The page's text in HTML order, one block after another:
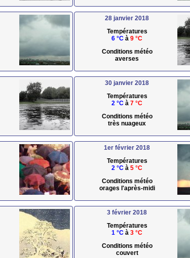
28 janvier 2018
Températures
6 °C à 9 °C
Conditions météo
averses
30 janvier 2018
Températures
2 °C à 7 °C
Conditions météo
très nuageux
1er février 2018
Températures
2 °C à 5 °C
Conditions météo
orages l'après-midi
3 février 2018
Températures
1 °C à 3 °C
Conditions météo
couvert